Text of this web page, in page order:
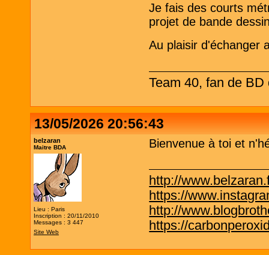
Je fais des courts
projet de bande
Au plaisir d'échanger
Team 40, fan de
13/05/2026 20:56:43
belzaran
Maitre BDA
Lieu : Paris
Inscription : 20/11/2010
Messages : 3 447
Site Web
Bienvenue à toi et
http://
https://
http://
https://